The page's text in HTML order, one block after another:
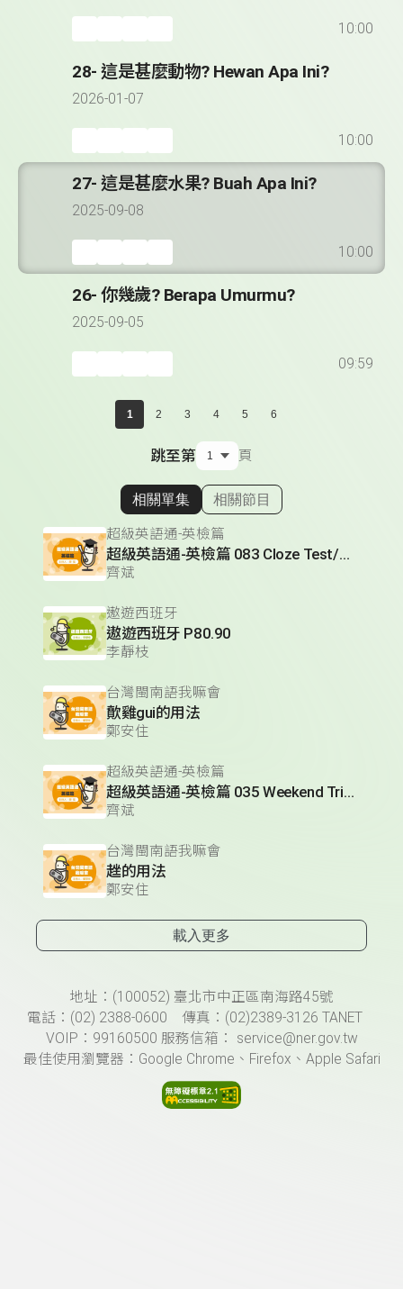
10:00
28- 這是甚麼動物? Hewan Apa Ini?
2026-01-07
10:00
27- 這是甚麼水果? Buah Apa Ini?
2025-09-08
10:00
26- 你幾歲? Berapa Umurmu?
2025-09-05
09:59
1 2 3 4 5 6
跳至第 頁
顯示相關單集
相關單集 相關節目
超級英語通-英檢篇
超級英語通-英檢篇 083 Cloze Test/段落填空-13
齊斌
遨遊西班牙
遨遊西班牙 P80.90
李靜枝
台灣閩南語我嘛會
歕雞gui的用法
鄭安住
超級英語通-英檢篇
超級英語通-英檢篇 035 Weekend Trip- 週末旅遊
齊斌
台灣閩南語我嘛會
趖的用法
鄭安住
載入更多
頁尾資訊地址：(100052) 臺北市中正區南海路45號
電話：(02) 2388-0600 傳真：(02)2389-3126 TANET
VOIP：99160500 服務信箱： service@ner.gov.tw
最佳使用瀏覽器：Google Chrome、Firefox、Apple Safari